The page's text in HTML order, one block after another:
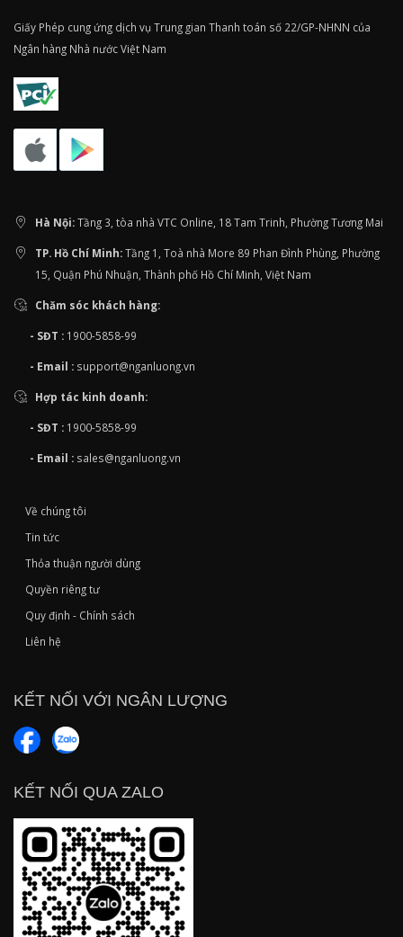
Giấy Phép cung ứng dịch vụ Trung gian Thanh toán số 22/GP-NHNN của
Ngân hàng Nhà nước Việt Nam
Hà Nội:Tầng 3, tòa nhà VTC Online, 18 Tam Trinh, Phường Tương Mai
TP. Hồ Chí Minh:Tầng 1, Toà nhà More 89 Phan Đình Phùng, Phường
15, Quận Phú Nhuận, Thành phố Hồ Chí Minh, Việt Nam
Chăm sóc khách hàng:
- SĐT : 1900-5858-99
- Email : support@nganluong.vn
Hợp tác kinh doanh:
- SĐT : 1900-5858-99
- Email : sales@nganluong.vn
Về chúng tôi
Tin tức
Thỏa thuận người dùng
Quyền riêng tư
Quy định - Chính sách
Liên hệ
KẾT NỐI VỚI NGÂN LƯỢNG
KẾT NỐI QUA ZALO